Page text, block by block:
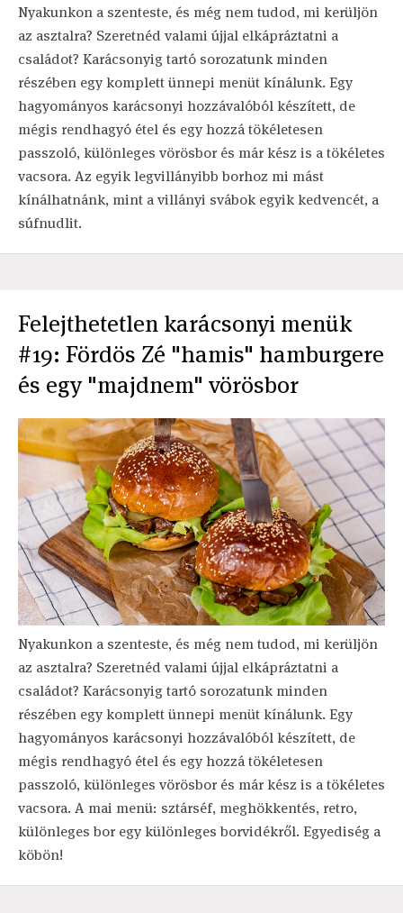
Nyakunkon a szenteste, és még nem tudod, mi kerüljön
az asztalra? Szeretnéd valami újjal elkápráztatni a
családot? Karácsonyig tartó sorozatunk minden
részében egy komplett ünnepi menüt kínálunk. Egy
hagyományos karácsonyi hozzávalóból készített, de
mégis rendhagyó étel és egy hozzá tökéletesen
passzoló, különleges vörösbor és már kész is a tökéletes
vacsora. Az egyik legvillányibb borhoz mi mást
kínálhatnánk, mint a villányi svábok egyik kedvencét, a
súfnudlit.
Felejthetetlen karácsonyi menük
#19: Fördös Zé "hamis" hamburgere
és egy "majdnem" vörösbor
Nyakunkon a szenteste, és még nem tudod, mi kerüljön
az asztalra? Szeretnéd valami újjal elkápráztatni a
családot? Karácsonyig tartó sorozatunk minden
részében egy komplett ünnepi menüt kínálunk. Egy
hagyományos karácsonyi hozzávalóból készített, de
mégis rendhagyó étel és egy hozzá tökéletesen
passzoló, különleges vörösbor és már kész is a tökéletes
vacsora. A mai menü: sztárséf, meghökkentés, retro,
különleges bor egy különleges borvidékről. Egyediség a
köbön!